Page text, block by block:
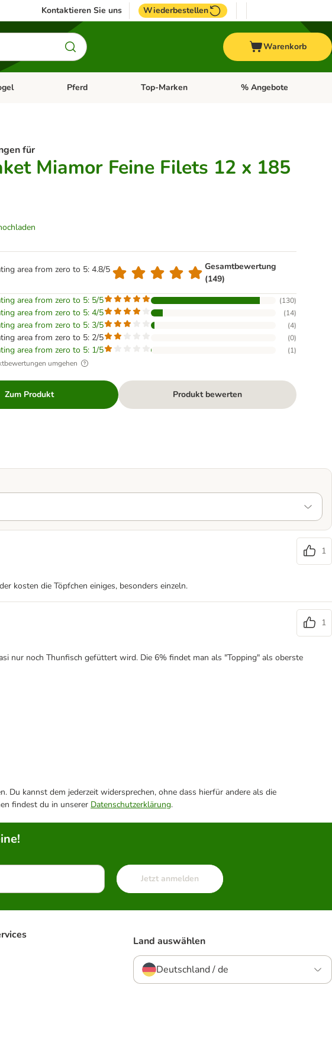
Kontaktieren Sie uns Wiederbestellen
Warenkorb
Menü öffnen: FischKategorie-Menü öffnen: Vogel
Pferd Kategorie-Menü öffnen: Pferd
Top-Marken Kategorie-Menü öffnen:
% Angebote
für
Miamor Feine Filets 12 x 185
area from zero to 5: 4.8/5
Gesamtbewertung
(149)
area from zero to 5: 5/5
(130)
area from zero to 5: 4/5 (14)
area from zero to 5: 3/5 (4)
area from zero to 5: 2/5 (0)
area from zero to 5: 1/5 (1)
umgehen
Zum Produkt Produkt bewerten
1
kosten die Töpfchen einiges, besonders einzeln.
1
nur noch Thunfisch gefüttert wird. Die 6% findet man als "Topping" als oberste
kannst dem jederzeit widersprechen, ohne dass hierfür andere als die
findest du in unserer Datenschutzerklärung.
Jetzt anmelden
Land auswählen
Deutschland / de